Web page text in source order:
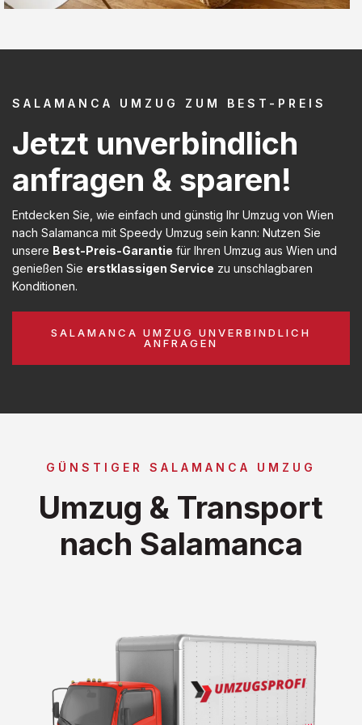
SALAMANCA UMZUG ZUM BEST-PREIS
Jetzt unverbindlich
anfragen & sparen!
Entdecken Sie, wie einfach und günstig Ihr Umzug von Wien
nach Salamanca mit Speedy Umzug sein kann: Nutzen Sie
unsere Best-Preis-Garantie für Ihren Umzug aus Wien und
genießen Sie erstklassigen Service zu unschlagbaren
Konditionen.
SALAMANCA UMZUG UNVERBINDLICH
ANFRAGEN
GÜNSTIGER SALAMANCA UMZUG
Umzug & Transport
nach Salamanca